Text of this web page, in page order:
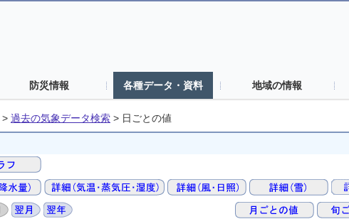
防災情報 各種データ・資料 地域の情報
> 過去の気象データ検索 > 日ごとの値